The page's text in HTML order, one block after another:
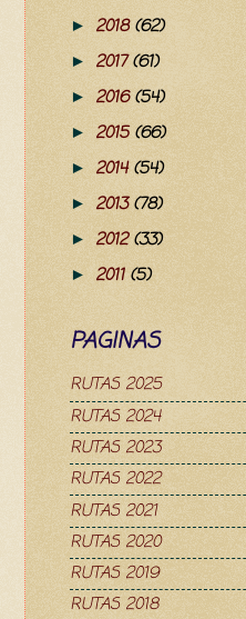
► 2018(62)
► 2017(61)
► 2016(54)
► 2015(66)
► 2014(54)
► 2013(78)
► 2012(33)
► 2011 (5)
PAGINAS
RUTAS 2025
RUTAS 2024
RUTAS 2023
RUTAS 2022
RUTAS 2021
RUTAS 2020
RUTAS 2019
RUTAS 2018